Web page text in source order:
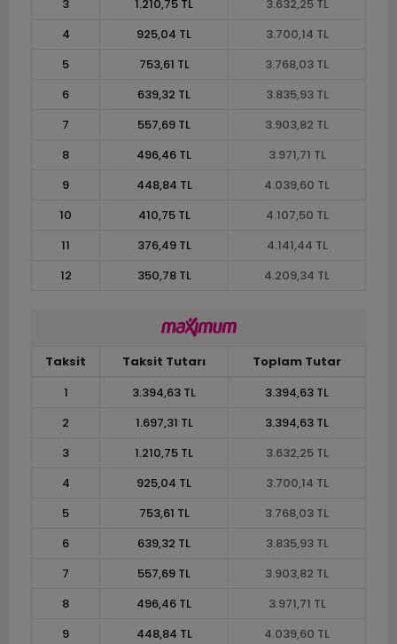
3 1.210,75 TL
3.632,25 TL
4
925,04 TL
3.700,14 TL
5
753,61 TL
3.768,03 TL
6
639,32 TL
3.835,93 TL
7
557,69 TL
3.903,82 TL
8
496,46 TL
3.971,71 TL
9
448,84 TL
4.039,60 TL
10
410,75 TL
4.107,50 TL
11
376,49 TL
4.141,44 TL
12
350,78 TL 4.209,34 TL
Taksit Taksit Tutarı
Toplam Tutar
1
3.394,63 TL
3.394,63 TL
2
1.697,31 TL
3.394,63 TL
3
1.210,75 TL
3.632,25 TL
4
925,04 TL
3.700,14 TL
5
753,61 TL
3.768,03 TL
6
639,32 TL
3.835,93 TL
7
557,69 TL
3.903,82 TL
8
496,46 TL
3.971,71 TL
9
448,84 TL
4.039,60 TL